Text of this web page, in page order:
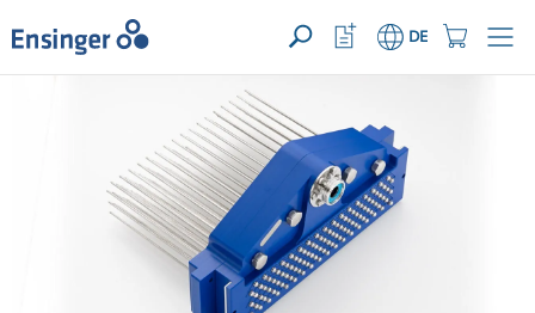
IHRE ANFRAGE ({{productCount}} Produkte)
ÖFFNEN
Startseite DE
Watchlist
Button